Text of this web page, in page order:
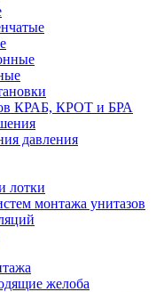
КРАБ, КРОТ и БРА
давления
лотки
монтажа унитазов
желоба